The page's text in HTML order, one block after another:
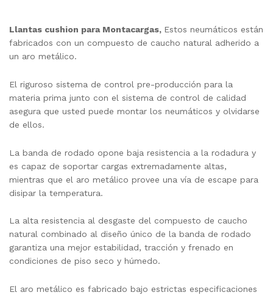
Llantas cushion para Montacargas, Estos neumáticos están
fabricados con un compuesto de caucho natural adherido a
un aro metálico.
El riguroso sistema de control pre-producción para la
materia prima junto con el sistema de control de calidad
asegura que usted puede montar los neumáticos y olvidarse
de ellos.
La banda de rodado opone baja resistencia a la rodadura y
es capaz de soportar cargas extremadamente altas,
mientras que el aro metálico provee una vía de escape para
disipar la temperatura.
La alta resistencia al desgaste del compuesto de caucho
natural combinado al diseño único de la banda de rodado
garantiza una mejor estabilidad, tracción y frenado en
condiciones de piso seco y húmedo.
El aro metálico es fabricado bajo estrictas especificaciones